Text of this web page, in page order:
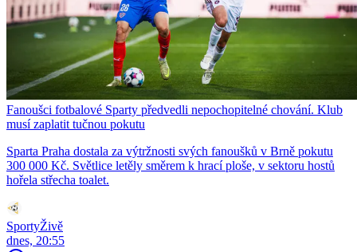
Fanoušci fotbalové Sparty předvedli nepochopitelné chování. Klub
musí zaplatit tučnou pokutu
Sparta Praha dostala za výtržnosti svých fanoušků v Brně pokutu
300 000 Kč. Světlice letěly směrem k hrací ploše, v sektoru hostů
hořela střecha toalet.
SportyŽivě
dnes, 20:55